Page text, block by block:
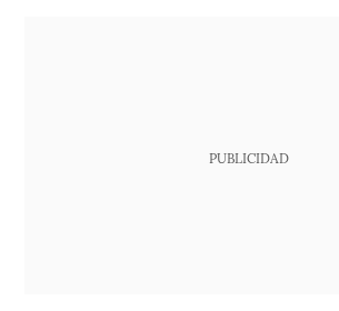
PUBLICIDAD